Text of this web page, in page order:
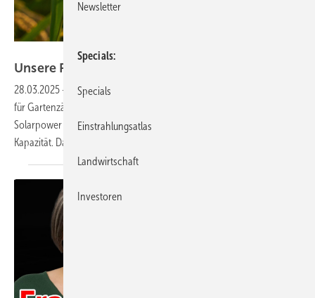
Unsere Produkte der
28.03.2025 -
Ein Doppelglasmodul für Agri-PV, flexible Solarstreifen
für Gartenzäune sowie ein Rückseitenkontaktmodul, das 670 Watt
Solarpower liefert und ein Heimspeicher mit 25,6 Kilowattstunden
Kapazität. Das sind unsere Produkte der
Newsletter
Specials
Specials
Einstrahlungsatlas
Landwirtschaft
Investoren